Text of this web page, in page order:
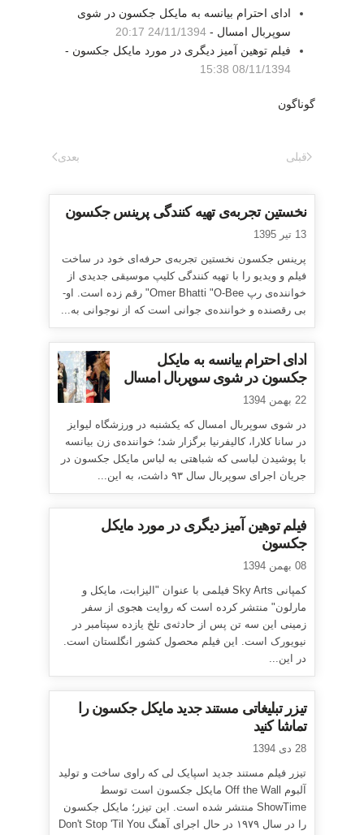
ادای احترام بیانسه به مایکل جکسون در شوی
سوپربال امسال - 24/11/1394 20:17
فیلم توهین آمیز دیگری در مورد مایکل جکسون -
08/11/1394 15:38
گوناگون
قبلی بعدی
نخستین تجربه‌ی تهیه کنندگی پرینس جکسون
13 تیر 1395
پرینس جکسون نخستین تجربه‌ی حرفه‌ای خود در ساخت
فیلم و ویدیو را با تهیه کنندگی کلیپ موسیقی جدیدی از
خواننده‌ی رپ Omer Bhatti "O-Bee" رقم زده است. او-
بی رقصنده و خواننده‌ی جوانی است که از نوجوانی به...
ادای احترام بیانسه به مایکل
جکسون در شوی سوپربال امسال
22 بهمن 1394
در شوی سوپربال امسال که یکشنبه در ورزشگاه لیوایز
در سانا کلارا، کالیفرنیا برگزار شد؛ خواننده‌ی زن بیانسه
با پوشیدن لباسی که شباهتی به لباس مایکل جکسون در
جریان اجرای سوپربال سال ۹۳ داشت، به این...
فیلم توهین آمیز دیگری در مورد مایکل
جکسون
08 بهمن 1394
کمپانی Sky Arts فیلمی با عنوان "الیزابت، مایکل و
مارلون" منتشر کرده است که روایت هجوی از سفر
زمینی این سه تن پس از حادثه‌ی تلخ یازده سپتامبر در
نیویورک است. این فیلم محصول کشور انگلستان است.
در این...
تیزر تبلیغاتی مستند جدید مایکل جکسون را
تماشا کنید
28 دی 1394
تیزر فیلم مستند جدید اسپایک لی که راوی ساخت و تولید
آلبوم Off the Wall مایکل جکسون است توسط
ShowTime منتشر شده است. این تیزر؛ مایکل جکسون
را در سال ۱۹۷۹ در حال اجرای آهنگ Don't Stop 'Til You